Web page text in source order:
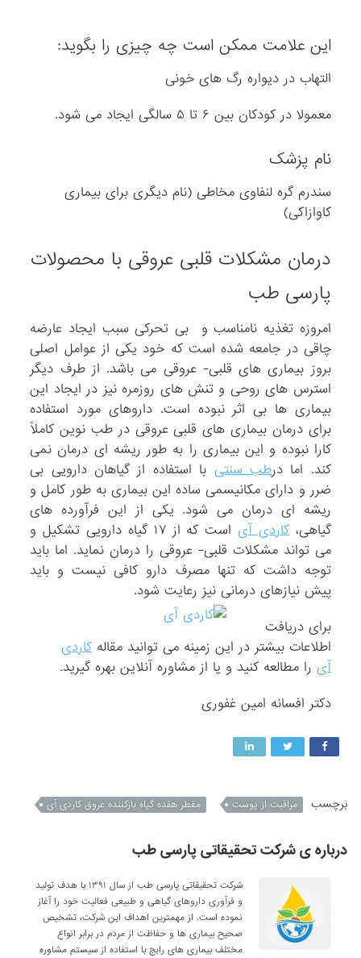
این علامت ممکن است چه چیزی را بگوید:
التهاب در دیواره رگ های خونی
معمولا در کودکان بین ۶ تا ۵ سالگی ایجاد می شود.
نام پزشک
سندرم گره لنفاوی مخاطی (نام دیگری برای بیماری
کاوازاکی)
درمان مشکلات قلبی عروقی با محصولات
پارسی طب
امروزه تغذیه نامناسب و بی تحرکی سبب ایجاد عارضه
چاقی در جامعه شده است که خود یکی از عوامل اصلی
بروز بیماری های قلبی- عروقی می باشد. از طرف دیگر
استرس های روحی و تنش های روزمره نیز در ایجاد این
بیماری ها بی اثر نبوده است. داروهای مورد استفاده
برای درمان بیماری های قلبی عروقی در طب نوین کاملاً
کارا نبوده و این بیماری را به طور ریشه ای درمان نمی
کند. اما درطب سنتی با استفاده از گیاهان دارویی بی
ضرر و دارای مکانیسمی ساده این بیماری به طور کامل و
ریشه ای درمان می شود. یکی از این فرآورده های
گیاهی،کاردی آی
است که از ۱۷ گیاه دارویی تشکیل و
می تواند مشکلات قلبی- عروقی را درمان نماید. اما باید
توجه داشت که تنها مصرف دارو کافی نیست و باید
پیش نیازهای درمانی نیز رعایت شود.
برای دریافت
اطلاعات بیشتر در این زمینه می توانید مقالهکاردی
آی را مطالعه کنید و یا از مشاوره آنلاین بهره گیرید.
دکتر افسانه امین غفوری
برچسب مراقبت از پوست مقطر هفده گیاه بازکننده عروق کاردی آی
درباره ی شرکت تحقیقاتی پارسی طب
شرکت تحقیقاتی پارسی طب از سال ۱۳۹۱ با هدف تولید
و فرآوری داروهای گیاهی و طبیعی فعالیت خود را آغاز
نموده است. از مهمترین اهداف این شرکت، تشخیص
صحیح بیماری ها و حفاظت از مردم در برابر انواع
مختلف بیماری های رایج با استفاده از سیستم مشاوره